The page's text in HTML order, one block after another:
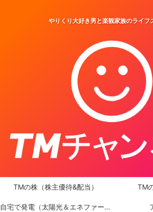
やりくり大好き男と楽観家族のライフ
TMの株（株主優待&配当） TM
自宅で発電（太陽光＆エネファーム）